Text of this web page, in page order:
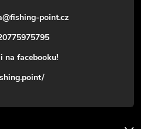
@fishing-point.cz
na facebooku!